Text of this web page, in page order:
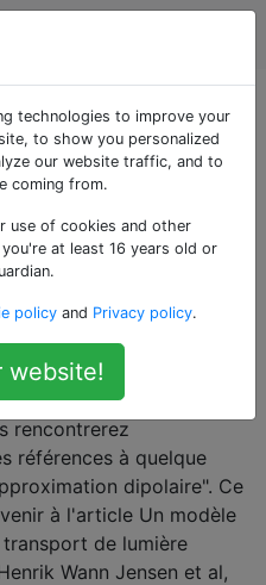
articles sur la diffusion
rencontrerez
références à quelque
dipolaire". Ce
à l'article Un modèle
de lumière
Wann Jensen et al,
technologies to improve your
to show you personalized
our website traffic, and to
coming from.
use of cookies and other
at least 16 years old or
policy and Privacy policy.
website!